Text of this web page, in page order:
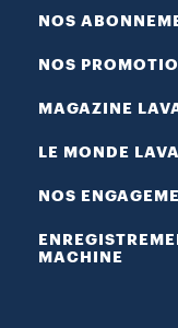
NOS
NOS
MAGAZINE
LE MONDE
NOS
MACHINE